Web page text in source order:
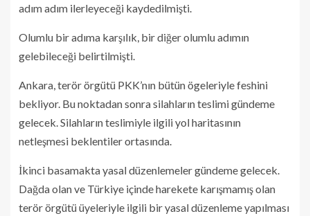
adım adım ilerleyeceği kaydedilmişti.
Olumlu bir adıma karşılık, bir diğer olumlu adımın
gelebileceği belirtilmişti.
Ankara, terör örgütü PKK’nın bütün ögeleriyle feshini
bekliyor. Bu noktadan sonra silahların teslimi gündeme
gelecek. Silahların teslimiyle ilgili yol haritasının
netleşmesi beklentiler ortasında.
İkinci basamakta yasal düzenlemeler gündeme gelecek.
Dağda olan ve Türkiye içinde harekete karışmamış olan
terör örgütü üyeleriyle ilgili bir yasal düzenleme yapılması